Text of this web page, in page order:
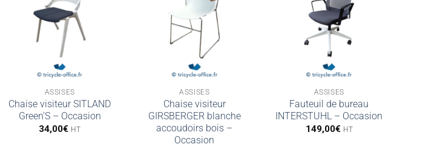
ASSISES
Chaise visiteur SITLAND
Green’S – Occasion
34,00€ HT
ASSISES
Chaise visiteur
GIRSBERGER blanche
accoudoirs bois –
Occasion
ASSISES
Fauteuil de bureau
INTERSTUHL – Occasion
149,00€ HT